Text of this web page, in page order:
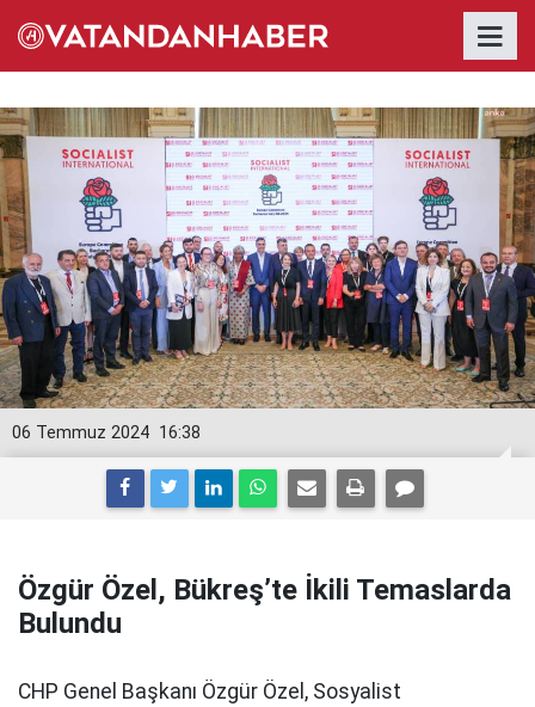
16:38
06 Temmuz 2024
Özgür Özel, Bükreş’te İkili Temaslarda
Bulundu
CHP Genel Başkanı Özgür Özel, Sosyalist